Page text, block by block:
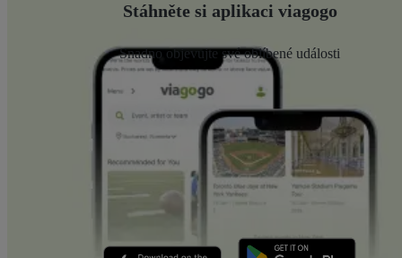
Stáhněte si aplikaci viagogo
Snadno objevujte své oblíbené události